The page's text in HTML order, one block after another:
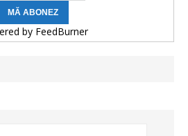
by FeedBurner